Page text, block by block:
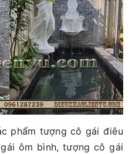
phẩm tượng cô gái điêu
ôm bình, tượng cô gái